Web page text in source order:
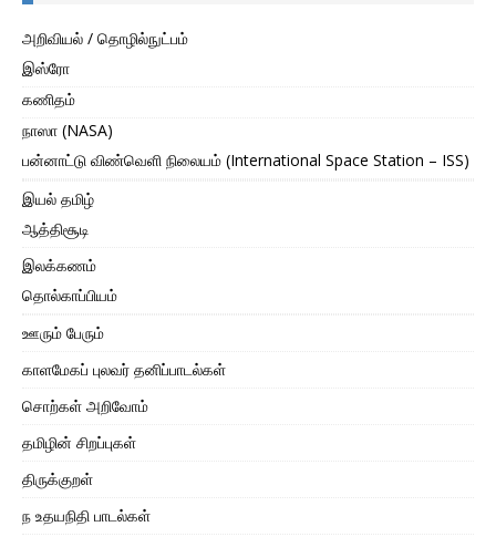
அறிவியல் / தொழில்நுட்பம்
இஸ்ரோ
கணிதம்
நாஸா (NASA)
பன்னாட்டு விண்வெளி நிலையம் (International Space Station – ISS)
இயல் தமிழ்
ஆத்திசூடி
இலக்கணம்
தொல்காப்பியம்
ஊரும் பேரும்
காளமேகப் புலவர் தனிப்பாடல்கள்
சொற்கள் அறிவோம்
தமிழின் சிறப்புகள்
திருக்குறள்
ந உதயநிதி பாடல்கள்